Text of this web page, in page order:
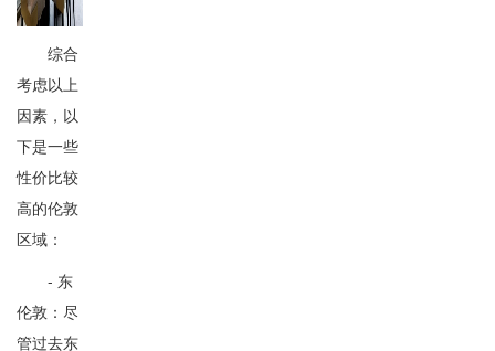
综合
考虑以上
因素，以
下是一些
性价比较
高的伦敦
区域：
- 东
伦敦：尽
管过去东